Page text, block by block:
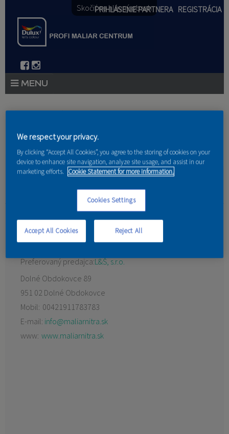
Skočiť na hlavný obsah
PRIHLÁSENIE PARTNERA REGISTRÁCIA
PORADENSTVO
AKCIE A NOVINKY
PARTNERI
KONTAKT
» Produkty » Partneri
René Brath
Preferovaný predajca:L&Š, s.r.o.
Dolné Obdokovce 89
951 02 Dolné Obdokovce
Mobil: 00421911783783
E-mail: info@maliarnitra.sk
www: www.maliarnitra.sk
We respect your privacy.
By clicking “Accept All Cookies”, you agree to the storing of cookies on your
device to enhance site navigation, analyze site usage, and assist in our
marketing efforts. Cookie Statement for more information.
Cookies Settings
Reject All
Accept All Cookies